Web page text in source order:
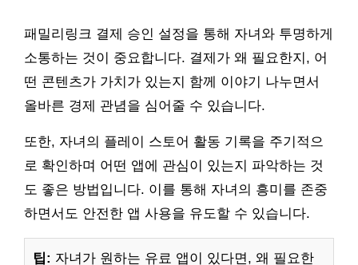
패밀리링크 결제 승인 설정을 통해 자녀와 투명하게
소통하는 것이 중요합니다. 결제가 왜 필요한지, 어
떤 콘텐츠가 가치가 있는지 함께 이야기 나누면서
올바른 경제 관념을 심어줄 수 있습니다.
또한, 자녀의 플레이 스토어 활동 기록을 주기적으
로 확인하며 어떤 앱에 관심이 있는지 파악하는 것
도 좋은 방법입니다. 이를 통해 자녀의 흥미를 존중
하면서도 안전한 앱 사용을 유도할 수 있습니다.
팁: 자녀가 원하는 유료 앱이 있다면, 왜 필요한